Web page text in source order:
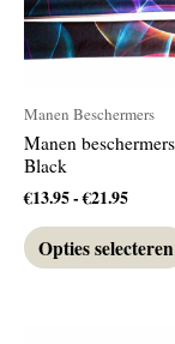
Manen Beschermers
Manen
Black
€13.95-€21.95
Opties selecteren